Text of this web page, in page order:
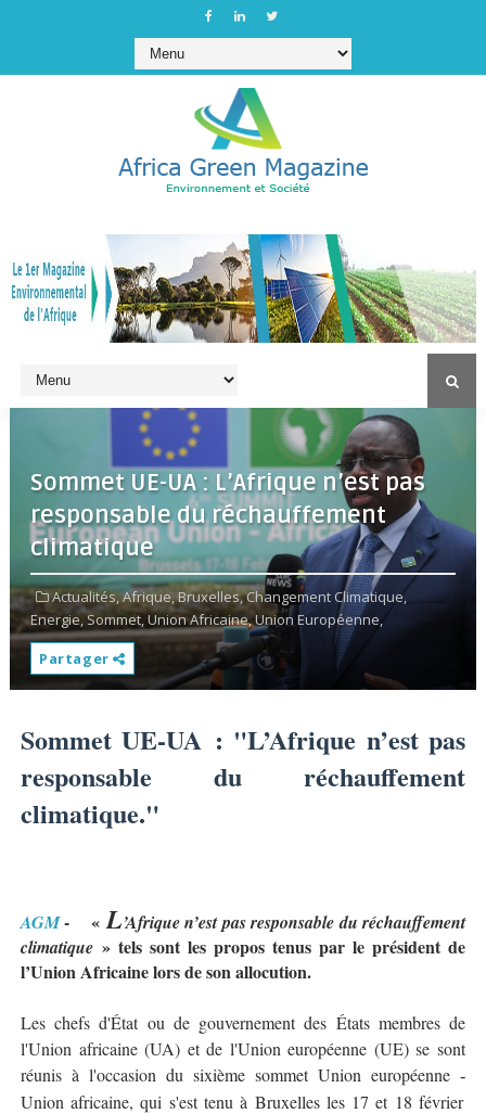
Sommet UE-UA : L’Afrique n’est pas
responsable du réchauffement
climatique
Actualités,Afrique,Bruxelles,Changement Climatique,
Energie,Sommet,Union Africaine,Union Européenne,
Partager
Sommet UE-UA : "L’Afrique n’est pas
responsable du réchauffement
climatique."
AGM- «L’Afrique n’est pas responsable du réchauffement
climatique» tels sont les propos tenus par le président de
l’Union Africaine lors de son allocution.
Les chefs d'État ou de gouvernement des États membres de
l'Union africaine (UA) et de l'Union européenne (UE) se sont
réunis à l'occasion du sixième sommet Union européenne‑
Union africaine, qui s'est tenuà Bruxelles les 17 et 18 février